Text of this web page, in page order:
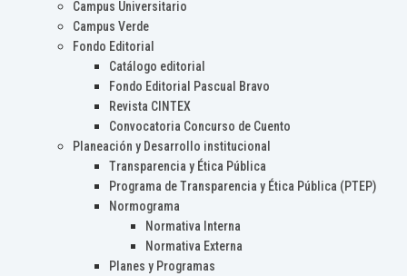
Campus Universitario
Campus Verde
Fondo Editorial
Catálogo editorial
Fondo Editorial Pascual Bravo
Revista CINTEX
Convocatoria Concurso de Cuento
Planeación y Desarrollo institucional
Transparencia y Ética Pública
Programa de Transparencia y Ética Pública (PTEP)
Normograma
Normativa Interna
Normativa Externa
Planes y Programas